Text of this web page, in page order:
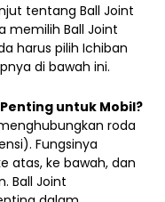
tentang Ball Joint
memilih Ball Joint
harus pilih Ichiban
di bawah ini.
untuk Mobil?
roda
Fungsinya
atas, ke bawah, dan
Ball Joint